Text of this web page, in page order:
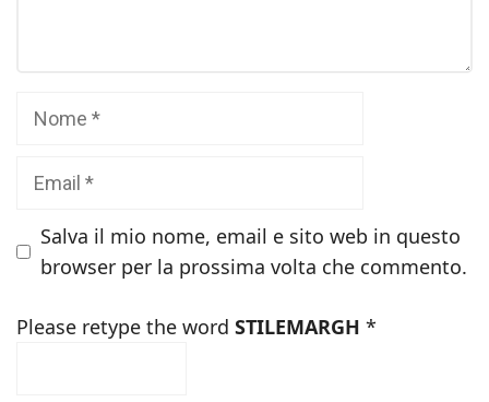
Salva il mio nome, email e sito web in questo
browser per la prossima volta che commento.
Please retype the word STILEMARGH *